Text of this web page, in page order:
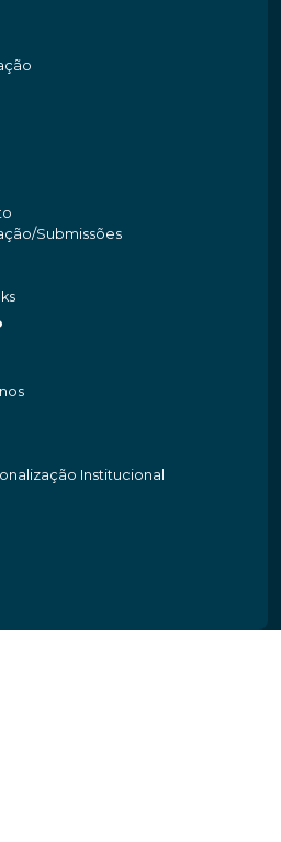
Submissões
Institucional